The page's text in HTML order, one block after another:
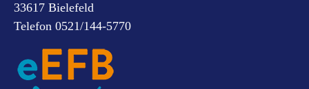
33617 Bielefeld
Telefon 0521/144-5770